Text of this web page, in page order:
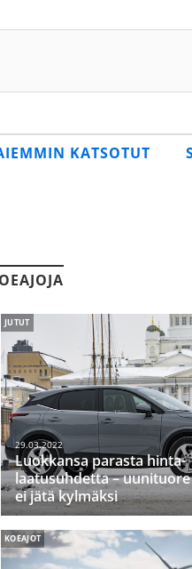
KATSOTUT
JUTUT
29.03.2022
Luokkansa parasta hinta-
laatusuhdetta –
ei jätä kylmäksi
KOEAJOT